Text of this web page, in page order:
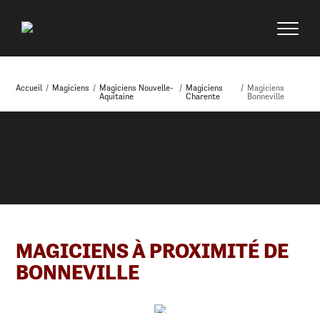
Accueil / Magiciens / Magiciens Nouvelle-
Aquitaine
/ Magiciens
Charente
/ Magiciens
Bonneville
MAGICIENS À PROXIMITÉ DE
BONNEVILLE